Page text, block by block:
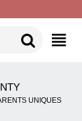
UNIQUES